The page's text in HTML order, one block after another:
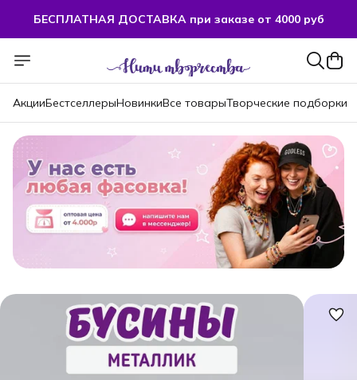
БЕСПЛАТНАЯ ДОСТАВКА при заказе от 4000 руб
БЕСПЛАТНАЯ ДОСТАВКА при заказе от 4000 руб
АкцииБестселлерыНовинкиВсе товарыТворческие подборки